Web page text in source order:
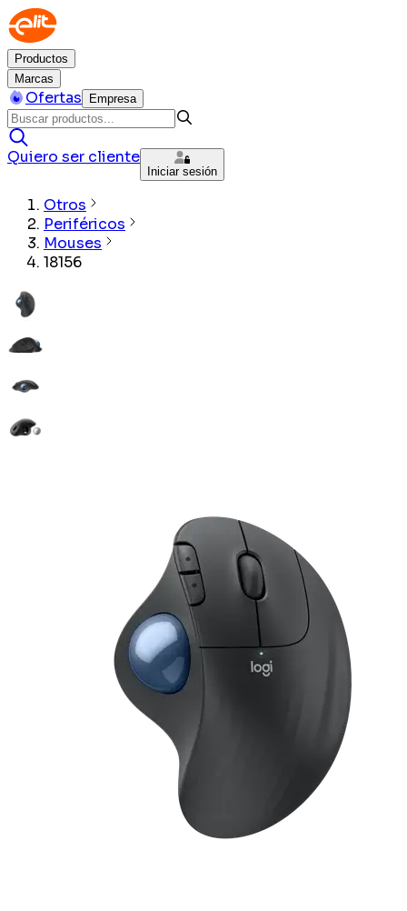
Productos
Marcas
Ofertas Empresa
Quiero ser cliente
Iniciar sesión
Otros
Periféricos
Mouses
18156